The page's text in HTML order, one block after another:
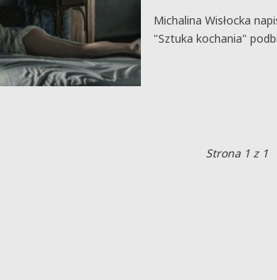
Michalina Wisłocka
"Sztuka kochania"
Strona 1 z 1